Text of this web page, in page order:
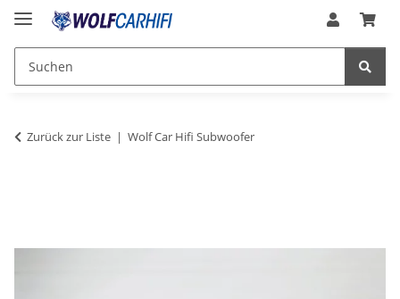
Zurück zur Liste Wolf Car Hifi Subwoofer